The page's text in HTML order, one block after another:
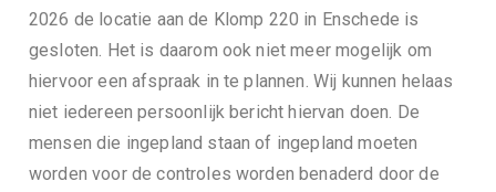
2026 de locatie aan de Klomp 220 in Enschede is
gesloten. Het is daarom ook niet meer mogelijk om
hiervoor een afspraak in te plannen. Wij kunnen helaas
niet iedereen persoonlijk bericht hiervan doen. De
mensen die ingepland staan of ingepland moeten
worden voor de controles worden benaderd door de